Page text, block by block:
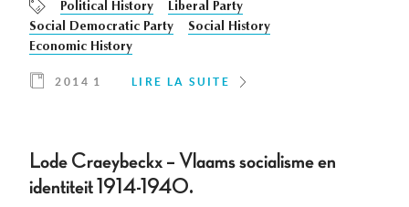
Political History
Liberal Party
Social Democratic Party
Social History
Economic History
2014 1 LIRE LA SUITE
Lode Craeybeckx – Vlaams socialisme en
identiteit 1914-1940.